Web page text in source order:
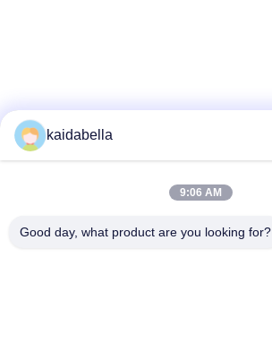
kaidabella
9:06 AM
Good day, what product are you looking for?